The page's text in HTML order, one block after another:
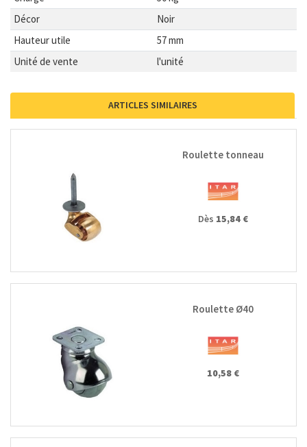
Décor
Noir
Hauteur utile
57 mm
Unité de vente
l'unité
ARTICLES SIMILAIRES
Roulette tonneau
Dès 15,84 €
Roulette Ø40
10,58 €